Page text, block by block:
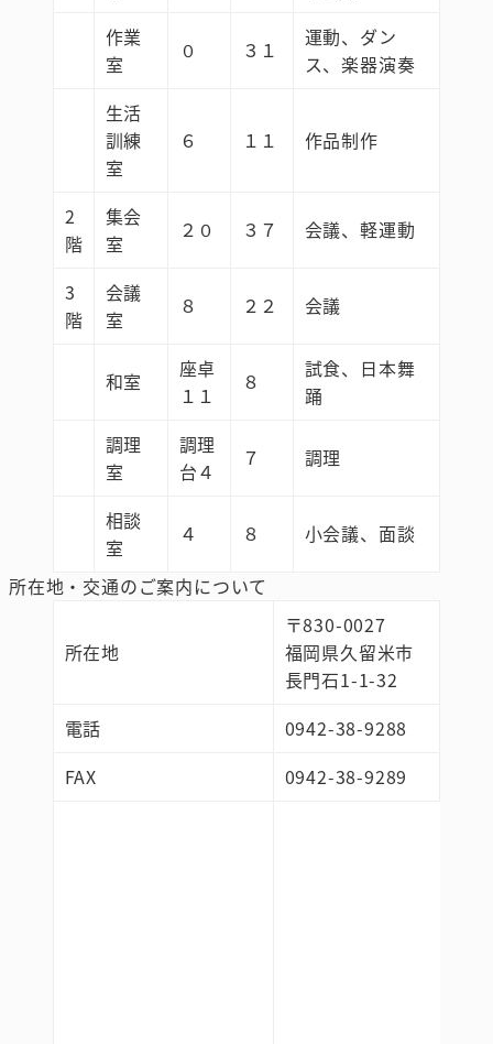
作業
室
０ ３１
運動、ダン
ス、楽器演奏
生活
訓練
室
６ １１ 作品制作
2
階
集会
室
２０ ３７ 会議、軽運動
3
階
会議
室
８ ２２ 会議
和室
座卓
１１
８
試食、日本舞
踊
調理
室
調理
台４
７ 調理
相談
室
４ ８
小会議、面談
所在地・交通のご案内について
所在地
〒830-0027
福岡県久留米市
長門石1-1-32
電話
0942-38-9288
FAX
0942-38-9289